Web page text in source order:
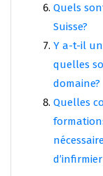
Quels
Suisse?
Y a-t-il
quelles
domaine?
Quelles